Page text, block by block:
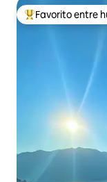
Favorito entre
Favorito entre